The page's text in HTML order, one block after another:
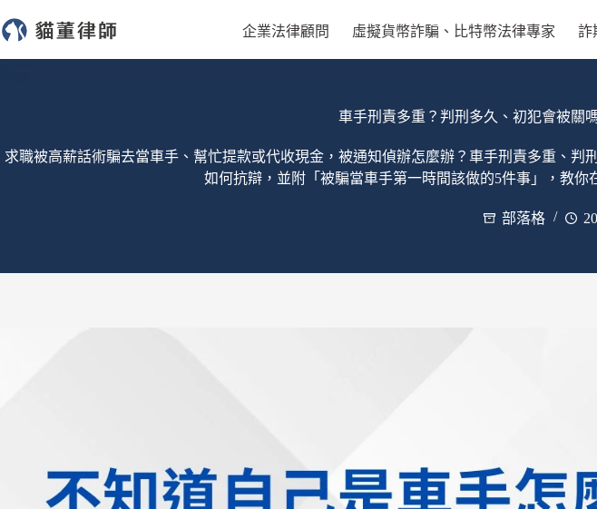
至
企業法律顧問 虛擬貨幣詐騙、比特幣法律專家 詐
車手刑責多重？判刑多久、初犯會被關
求職被高薪話術騙去當車手、幫忙提款或代收現金，被通知偵辦怎麼辦？車手刑責多重、判
如何抗辯，並附「被騙當車手第一時間該做的5件事」，教你
部落格